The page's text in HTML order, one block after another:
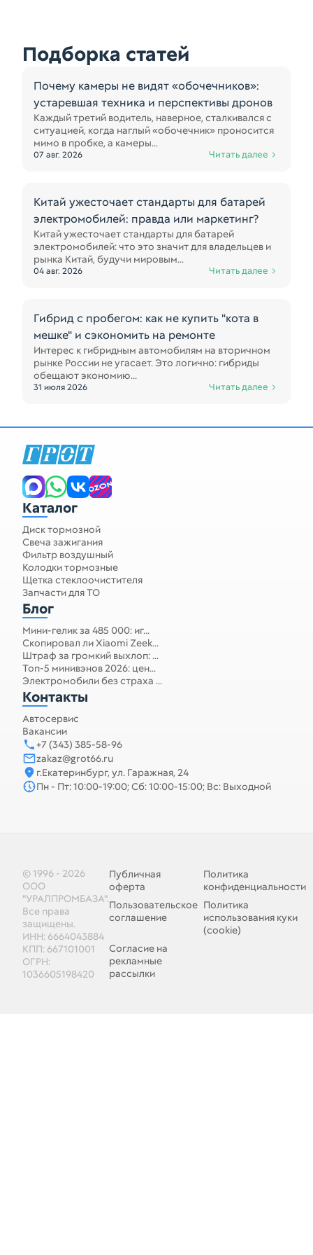
Подборка статей
Почему камеры не видят «обочечников»:
устаревшая техника и перспективы дронов
Каждый третий водитель, наверное, сталкивался с
ситуацией, когда наглый «обочечник» проносится
мимо в пробке, а камеры...
07 авг. 2026 Читать далее
Китай ужесточает стандарты для батарей
электромобилей: правда или маркетинг?
Китай ужесточает стандарты для батарей
электромобилей: что это значит для владельцев и
рынка Китай, будучи мировым...
04 авг. 2026 Читать далее
Гибрид с пробегом: как не купить "кота в
мешке" и сэкономить на ремонте
Интерес к гибридным автомобилям на вторичном
рынке России не угасает. Это логично: гибриды
обещают экономию...
31 июля 2026 Читать далее
Каталог
Диск тормозной
Свеча зажигания
Фильтр воздушный
Колодки тормозные
Щетка стеклоочистителя
Запчасти для ТО
Блог
Мини-гелик за 485 000: иг...
Скопировал ли Xiaomi Zeek...
Штраф за громкий выхлоп: ...
Топ-5 минивэнов 2026: цен...
Электромобили без страха ...
Контакты
Автосервис
Вакансии
+7 (343) 385-58-96
zakaz@grot66.ru
г.Екатеринбург, ул. Гаражная, 24
Пн - Пт: 10:00-19:00; Сб: 10:00-15:00; Вс: Выходной
© 1996 - 2026
ООО
"УРАЛПРОМБАЗА".
Все права
защищены.
ИНН: 6664043884
КПП: 667101001
ОГРН:
1036605198420
Публичная
оферта
Политика
конфиденциальности
Пользовательское
соглашение
Политика
использования куки
(cookie)
Согласие на
рекламные
рассылки